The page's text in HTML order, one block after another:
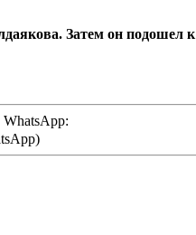
Затем он подошел к